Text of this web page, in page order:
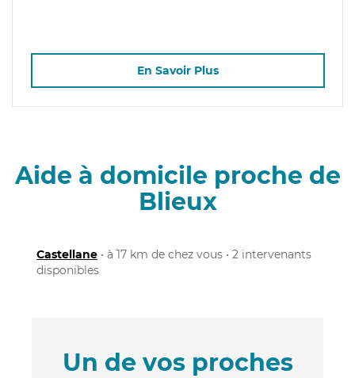
En Savoir Plus
Aide à domicile proche de
Blieux
Castellane • à 17 km de chez vous • 2 intervenants
disponibles
Un de vos proches